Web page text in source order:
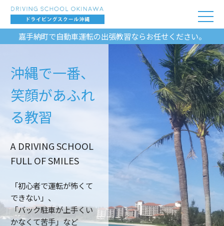
嘉手納町で自動車運転の出張教習ならお任せください。
沖縄で一番、
笑顔があふれ
る教習
A DRIVING SCHOOL
FULL OF SMILES
「初心者で運転が怖くて
できない」、
「バック駐車が上手くい
かなくて苦手」など